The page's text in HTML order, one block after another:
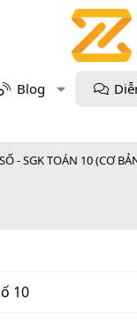
Blog
- SGK TOÁN 10 (CƠ
10